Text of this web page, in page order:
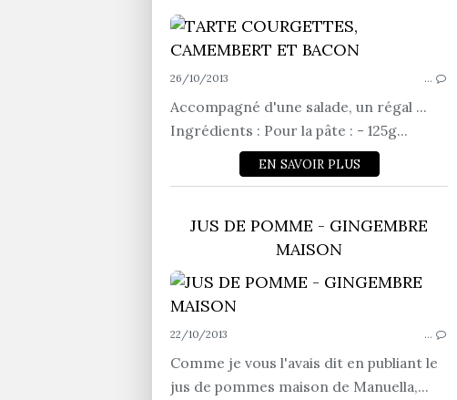
26/10/2013 …
Accompagné d'une salade, un régal ...
Ingrédients : Pour la pâte : - 125g...
EN SAVOIR PLUS
JUS DE POMME - GINGEMBRE
MAISON
22/10/2013 …
Comme je vous l'avais dit en publiant le
jus de pommes maison de Manuella,...